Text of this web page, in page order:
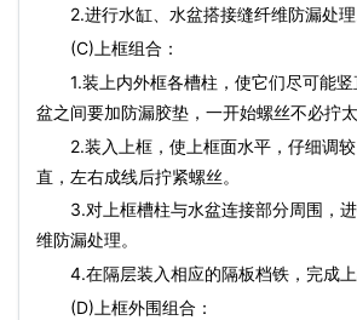
2.进行水缸、水盆搭接缝纤维防漏处理
(C)上框组合：
1.装上内外框各槽柱，使它们尽可能竖
盆之间要加防漏胶垫，一开始螺丝不必拧太
2.装入上框，使上框面水平，仔细调较
直，左右成线后拧紧螺丝。
3.对上框槽柱与水盆连接部分周围，进
维防漏处理。
4.在隔层装入相应的隔板档铁，完成上
(D)上框外围组合：